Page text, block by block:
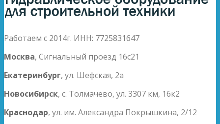
Работаем с 2014г. ИНН: 7725831647
Москва, Сигнальный проезд 16с21
Екатеринбург, ул. Шефская, 2а
Новосибирск, с. Толмачево, ул. 3307 км, 16к2
Краснодар, ул. им. Александра Покрышкина, 2/12